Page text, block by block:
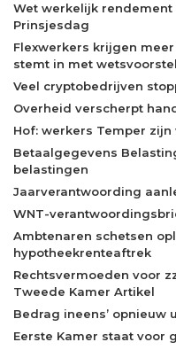
Wet werkelijk
Prinsjesdag
Flexwerkers krijgen
stemt in met wetsvoorstel
Veel cryptobedrijven
Overheid verscherpt
Hof: werkers Temper
Betaalgegevens
belastingen
Jaarverantwoording
WNT-
Ambtenaren schetsen
hypotheekrenteaftrek
Rechtsvermoeden voor
Tweede Kamer Artikel
Bedrag ineens’ opnieuw
Eerste Kamer staat voor